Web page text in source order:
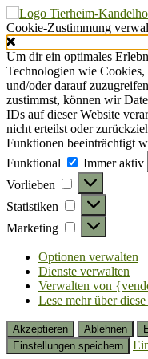
Cookie-Zustimmung
Um dir ein optimales
Technologien wie
und/oder darauf
zustimmst, können wir
IDs auf dieser Website
nicht erteilst oder
Funktionen beeinträchtigt
Funktional
Funktional
Immer aktiv
Vorlieben
Vorlieben
Statistiken Statistiken
Marketing Marketing
Optionen verwalten
Dienste verwalten
Verwalten von
Lese mehr über
Akzeptieren Ablehnen
Einstellungen speichern